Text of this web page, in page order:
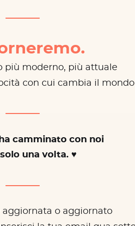
più moderno, più attuale
con cui cambia il
camminato con noi
una volta. ♥
aggiornata o aggiornato